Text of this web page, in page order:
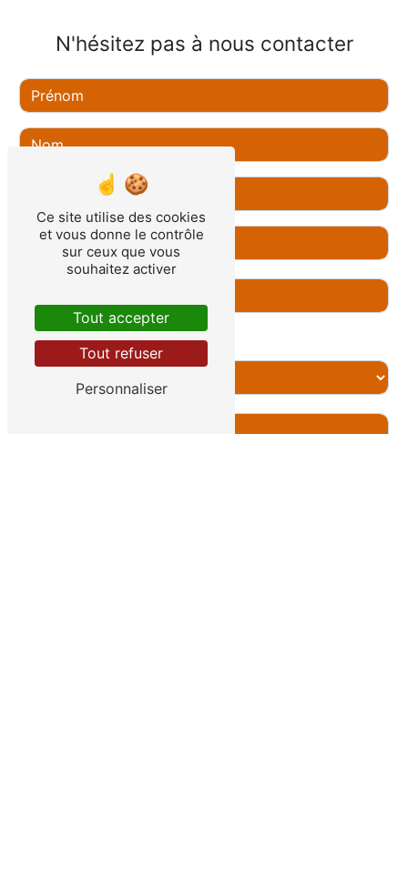
N'hésitez pas à nous contacter
Combien font quatre plus zéro
Ce site utilise des cookies
et vous donne le contrôle
sur ceux que vous
souhaitez activer
Tout accepter
Tout refuser
Personnaliser